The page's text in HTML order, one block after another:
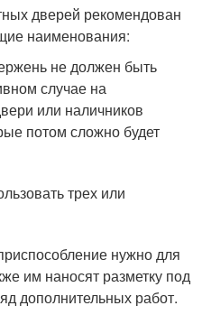
дверей рекомендован
наименования:
не должен быть
случае на
или наличников
потом сложно будет
трех или
нужно для
им наносят разметку под
дополнительных работ.